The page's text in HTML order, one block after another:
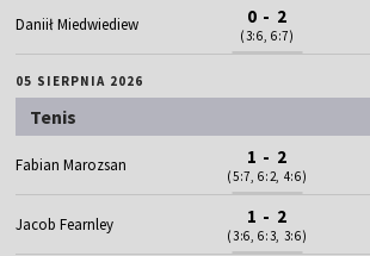
Daniił Miedwiediew 0 - 2
(3:6, 6:7)
05 SIERPNIA 2026
Tenis
Fabian Marozsan 1 - 2
(5:7, 6:2, 4:6)
Jacob Fearnley 1 - 2
(3:6, 6:3, 3:6)